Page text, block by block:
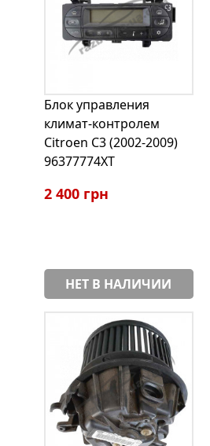
Блок управления
климат-контролем
Citroen C3 (2002-2009)
96377774XT
2 400 грн
НЕТ В НАЛИЧИИ